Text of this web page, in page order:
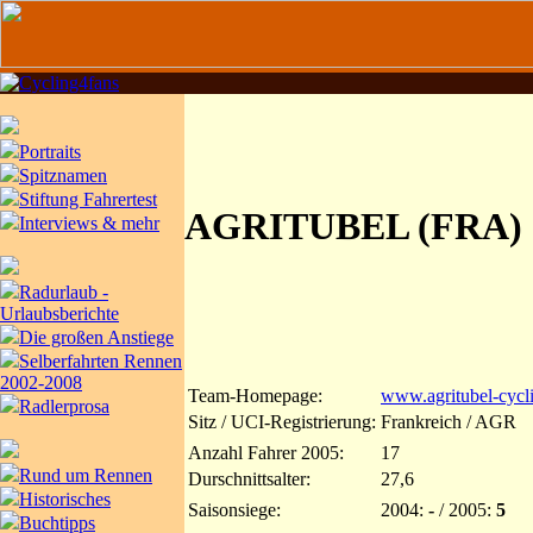
Portraits
Spitznamen
Stiftung Fahrertest
Interviews & mehr
Radurlaub -
Urlaubsberichte
Die großen Anstiege
Selberfahrten Rennen
2002-2008
Radlerprosa
Rund um Rennen
Historisches
Buchtipps
AGRITUBEL (FRA)
Team-Homepage:
www.agritubel-
Sitz / UCI-Registrierung: Frankreich / AGR
Anzahl Fahrer 2005:
17
Durschnittsalter:
27,6
Saisonsiege:
2004: - / 2005: 5